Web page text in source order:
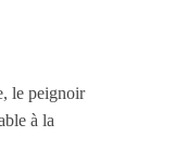
le peignoir
à la